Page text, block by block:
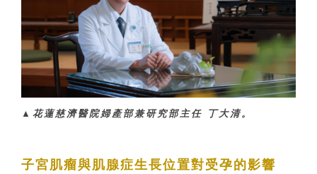
▲花蓮慈濟醫院婦產部兼研究部主任 丁大清。
子宮肌瘤與肌腺症生長位置對受孕的影響